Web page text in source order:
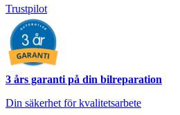
Trustpilot
3 års garanti på din bilreparation
Din säkerhet för kvalitetsarbete